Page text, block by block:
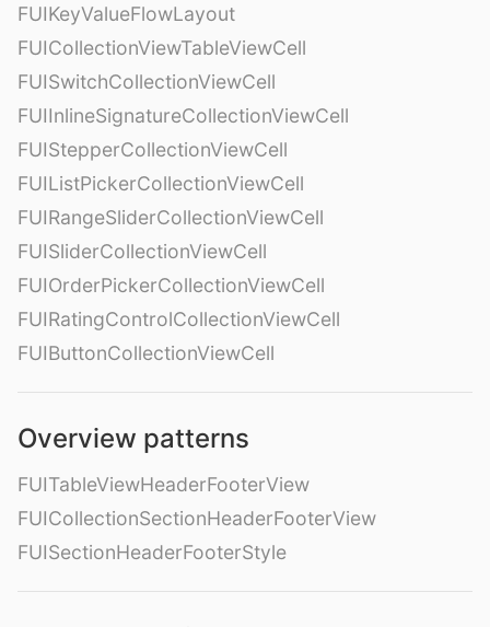
FUIKeyValueFlowLayout
FUICollectionViewTableViewCell
FUISwitchCollectionViewCell
FUIInlineSignatureCollectionViewCell
FUIStepperCollectionViewCell
FUIListPickerCollectionViewCell
FUIRangeSliderCollectionViewCell
FUISliderCollectionViewCell
FUIOrderPickerCollectionViewCell
FUIRatingControlCollectionViewCell
FUIButtonCollectionViewCell
Overview patterns
FUITableViewHeaderFooterView
FUICollectionSectionHeaderFooterView
FUISectionHeaderFooterStyle